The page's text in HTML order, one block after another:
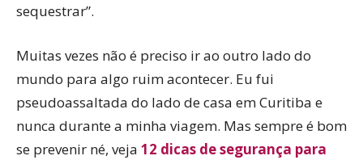
sequestrar”.
Muitas vezes não é preciso ir ao outro lado do
mundo para algo ruim acontecer. Eu fui
pseudoassaltada do lado de casa em Curitiba e
nunca durante a minha viagem. Mas sempre é bom
se prevenir né, veja 12 dicas de segurança para